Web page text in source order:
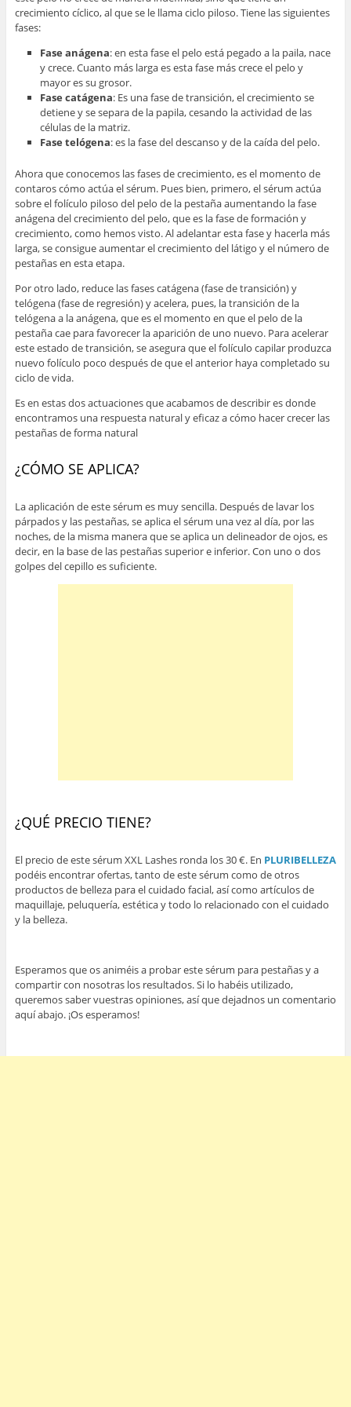
crecimiento cíclico, al que se le llama ciclo piloso. Tiene las siguientes
fases:
Fase anágena: en esta fase el pelo está pegado a la paila, nace
y crece. Cuanto más larga es esta fase más crece el pelo y
mayor es su grosor.
Fase catágena: Es una fase de transición, el crecimiento se
detiene y se separa de la papila, cesando la actividad de las
células de la matriz.
Fase telógena: es la fase del descanso y de la caída del pelo.
Ahora que conocemos las fases de crecimiento, es el momento de
contaros cómo actúa el sérum. Pues bien, primero, el sérum actúa
sobre el folículo piloso del pelo de la pestaña aumentando la fase
anágena del crecimiento del pelo, que es la fase de formación y
crecimiento, como hemos visto. Al adelantar esta fase y hacerla más
larga, se consigue aumentar el crecimiento del látigo y el número de
pestañas en esta etapa.
Por otro lado, reduce las fases catágena (fase de transición) y
telógena (fase de regresión) y acelera, pues, la transición de la
telógena a la anágena, que es el momento en que el pelo de la
pestaña cae para favorecer la aparición de uno nuevo. Para acelerar
este estado de transición, se asegura que el folículo capilar produzca
nuevo folículo poco después de que el anterior haya completado su
ciclo de vida.
Es en estas dos actuaciones que acabamos de describir es donde
encontramos una respuesta natural y eficaz a cómo hacer crecer las
pestañas de forma natural
¿CÓMO SE APLICA?
La aplicación de este sérum es muy sencilla. Después de lavar los
párpados y las pestañas, se aplica el sérum una vez al día, por las
noches, de la misma manera que se aplica un delineador de ojos, es
decir, en la base de las pestañas superior e inferior. Con uno o dos
golpes del cepillo es suficiente.
¿QUÉ PRECIO TIENE?
El precio de este sérum XXL Lashes ronda los 30 €. En PLURIBELLEZA
podéis encontrar ofertas, tanto de este sérum como de otros
productos de belleza para el cuidado facial, así como artículos de
maquillaje, peluquería, estética y todo lo relacionado con el cuidado
y la belleza.
Esperamos que os animéis a probar este sérum para pestañas y a
compartir con nosotras los resultados. Si lo habéis utilizado,
queremos saber vuestras opiniones, así que dejadnos un comentario
aquí abajo. ¡Os esperamos!